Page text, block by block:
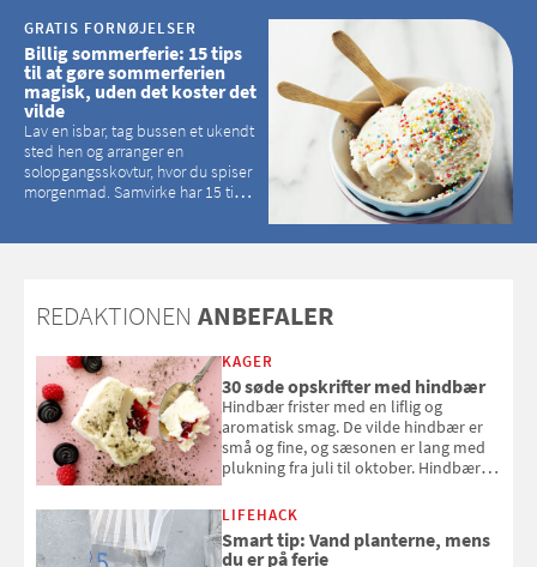
GRATIS FORNØJELSER
Billig sommerferie: 15 tips
til at gøre sommerferien
magisk, uden det koster det
vilde
Lav en isbar, tag bussen et ukendt
sted hen og arranger en
solopgangsskovtur, hvor du spiser
morgenmad. Samvirke har 15 tips
REDAKTIONEN ANBEFALER
KAGER
30 søde opskrifter med hindbær
Hindbær frister med en liflig og
aromatisk smag. De vilde hindbær er
små og fine, og sæsonen er lang med
plukning fra juli til oktober. Hindbær
kan bruge dine hindbær i alt fra
bagværk og salater til is og syltning.
LIFEHACK
Smart tip: Vand planterne, mens
du er på ferie